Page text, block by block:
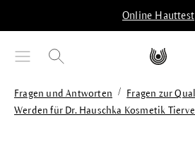
Online Hauttest
Fragen und Antworten / Fragen zur
Werden für Dr. Hauschka Kosmetik